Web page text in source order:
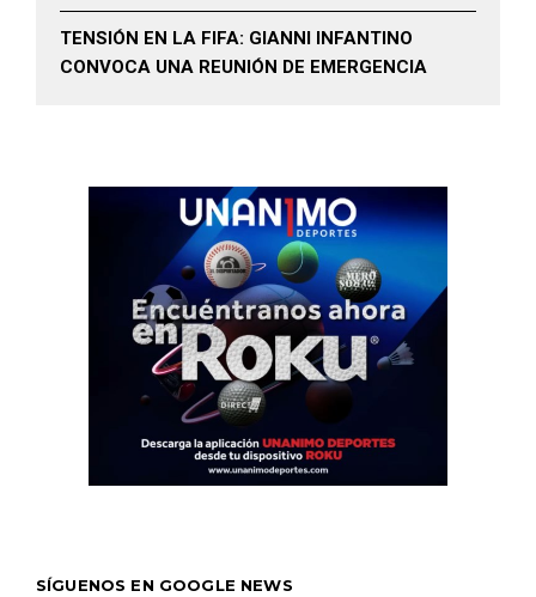
TENSIÓN EN LA FIFA: GIANNI INFANTINO
CONVOCA UNA REUNIÓN DE EMERGENCIA
SÍGUENOS EN GOOGLE NEWS